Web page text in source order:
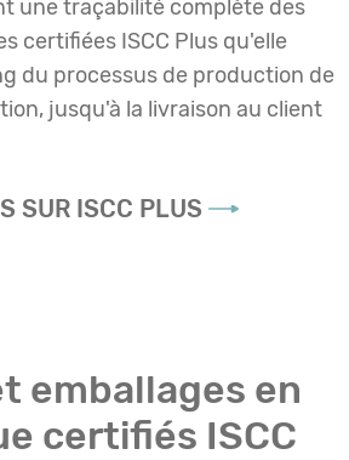
une traçabilité complète des
certifiées ISCC Plus qu'elle
du processus de production de
jusqu'à la livraison au client
SUR ISCC PLUS
emballages en
certifiés ISCC